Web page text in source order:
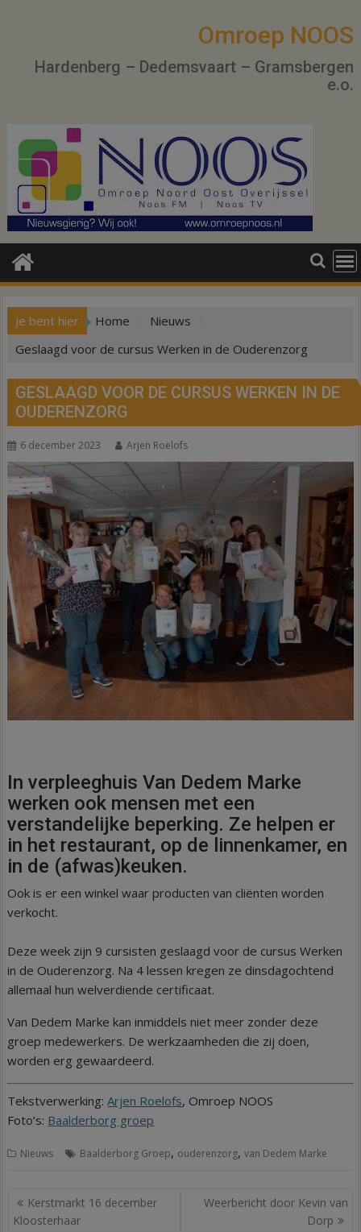
Omroep NOOS
Hardenberg – Dedemsvaart – Gramsbergen
e.o.
Je bent hier Home
Nieuws
Geslaagd voor de cursus Werken in de Ouderenzorg
GESLAAGD VOOR DE CURSUS WERKEN IN DE
OUDERENZORG
6 december 2023 Arjen Roelofs
In verpleeghuis Van Dedem Marke
werken ook mensen met een
verstandelijke beperking. Ze helpen er
in het restaurant, op de linnenkamer, en
in de (afwas)keuken.
Ook is er een winkel waar producten van cliënten worden
verkocht.
Deze week zijn 9 cursisten geslaagd voor de cursus Werken
in de Ouderenzorg. Na 4 lessen kregen ze dinsdagochtend
allemaal hun welverdiende certificaat.
Van Dedem Marke kan inmiddels niet meer zonder deze
groep medewerkers. De werkzaamheden die zij doen,
worden erg gewaardeerd.
Tekstverwerking:Arjen Roelofs, Omroep NOOS
Foto’s: Baalderborg groep
Nieuws Baalderborg Groep, ouderenzorg,van Dedem Marke
Bericht
navigatie
Kerstmarkt 16 december
Kloosterhaar
Weerbericht door Kevin van
Dorp